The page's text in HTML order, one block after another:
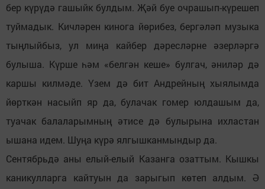
бер күрүдә гашыйк булдым. Җәй буе очрашып-күрешеп
туймадык. Кичләрен кинога йөрибез, бергәләп музыка
тыңлыйбыз, ул миңа кайбер дәресләрне әзерләргә
булыша. Күрше һәм «белгән кеше» булгач, әниләр дә
каршы килмәде. Үзем дә бит Андрейның хыялымда
йөрткән насыйп яр да, булачак гомер юлдашым да,
туачак балаларымның әтисе дә булырына ихластан
ышана идем. Шуңа күрә ялгышканмындыр да.
Сентябрьдә аны елый-елый Казанга озаттым. Кышкы
каникулларга кайтуын да зарыгып көтеп алдым. Ә